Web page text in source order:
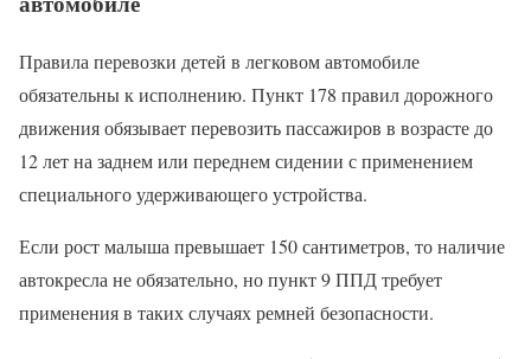
Правила перевозки детей в легковом автомобиле
обязательны к исполнению. Пункт 178 правил дорожного
движения обязывает перевозить пассажиров в возрасте до
12 лет на заднем или переднем сидении с применением
специального удерживающего устройства.
Если рост малыша превышает 150 сантиметров, то наличие
автокресла не обязательно, но пункт 9 ППД требует
применения в таких случаях ремней безопасности.